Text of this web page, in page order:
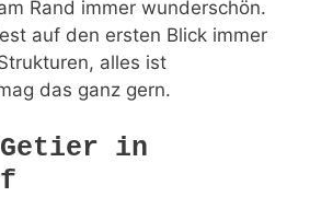
Rand immer wunderschön.
auf den ersten Blick immer
alles ist
das ganz gern.
in